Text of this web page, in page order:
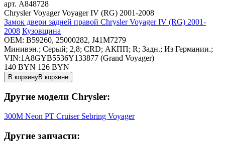
арт. A848728
Chrysler Voyager Voyager IV (RG) 2001-2008
Замок двери задней правой Chrysler Voyager IV (RG) 2001-
2008 Кузовщина
OEM: B59260, 25000282, J41M7279
Минивэн.; Серый; 2,8; CRD; АКПП; R; Задн.; Из Германии.;
VIN:1A8GYB5536Y133877 (Grand Voyager)
140 BYN 126 BYN
В корзинуВ корзине
Другие модели Chrysler:
300M Neon PT Cruiser Sebring Voyager
Другие запчасти: